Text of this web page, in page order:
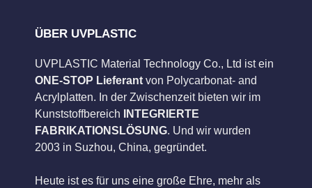
ÜBER UVPLASTIC
UVPLASTIC Material Technology Co., Ltd ist ein
ONE-STOP Lieferant von Polycarbonat- and
Acrylplatten. In der Zwischenzeit bieten wir im
Kunststoffbereich
INTEGRIERTE
FABRIKATIONSLÖSUNG. Und wir wurden
2003 in Suzhou, China, gegründet.
Heute ist es für uns eine große Ehre, mehr als